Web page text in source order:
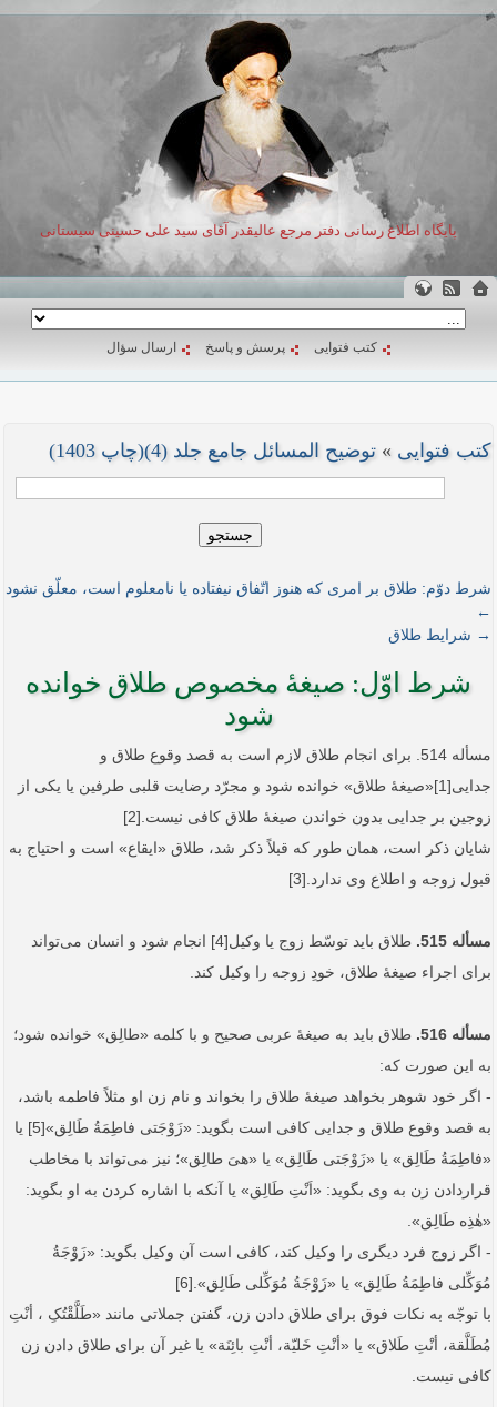
پایگاه اطلاع رسانی دفتر مرجع عالیقدر آقای سید علی حسینی سیستانی
کتب فتوایی پرسش و پاسخ ارسال سؤال
کتب فتوایی » توضیح المسائل جامع جلد (4)(چاپ 1403)
جستجو
شرط دوّم: طلاق بر امری که هنوز اتّفاق نیفتاده یا نامعلوم است، معلّق نشود
←
→ شرایط طلاق
شرط اوّل: صیغۀ مخصوص طلاق خوانده
شود
مسأله 514. برای انجام طلاق لازم است به قصد وقوع طلاق و
جدایی[1]«صیغۀ طلاق» خوانده شود و مجرّد رضایت قلبی طرفین یا یکی از
زوجین بر جدایی بدون خواندن صیغۀ طلاق کافی نیست.[2]
شایان ذکر است، همان طور که قبلاً ذکر شد، طلاق «ایقاع» است و احتیاج به
قبول زوجه و اطلاع وی ندارد.[3]
مسأله 515.
طلاق باید توسّط زوج یا وکیل[4] انجام شود و انسان می‌تواند
برای اجراء صیغۀ طلاق، خودِ زوجه را وکیل کند.
مسأله 516.
طلاق باید به صیغۀ عربی صحیح و با کلمه «طالِق» خوانده شود؛
به این صورت که:
- اگر خود شوهر بخواهد صیغۀ طلاق را بخواند و نام زن او مثلاً فاطمه باشد،
به قصد وقوع طلاق و جدایی کافی است بگوید: «زَوْجَتی فاطِمَةُ طَالِق»[5] یا
«فاطِمَةُ طَالِق» یا «زَوْجَتی طَالِق» یا «هیَ طالِق»؛ نیز می‌تواند با مخاطب
قراردادن زن به وی بگوید: «اَنْتِ طَالِق» یا آنکه با اشاره کردن به او بگوید:
«هٰذِه طَالِق».
- اگر زوج فرد دیگری را وکیل کند، کافی است آن وکیل بگوید: «زَوْجَةُ
مُوَکِّلی فاطِمَةُ طَالِق» یا «زَوْجَةُ مُوَکِّلی طَالِق».[6]
با توجّه به نکات فوق برای طلاق دادن زن، گفتن جملاتی مانند «طَلَّقْتُکِ ، أنْتِ
مُطَلَّقة، أنْتِ طَلاق» یا «أنْتِ خَلیّة، أنْتِ بائِنَة» یا غیر آن برای طلاق دادن زن
کافی نیست.